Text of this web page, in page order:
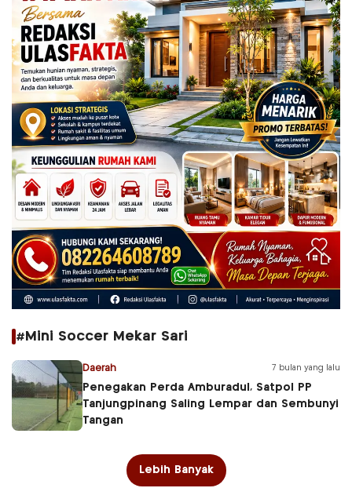
#Mini Soccer Mekar Sari
Daerah 7 bulan yang lalu
Penegakan Perda Amburadul, Satpol PP
Tanjungpinang Saling Lempar dan Sembunyi
Tangan
Lebih Banyak